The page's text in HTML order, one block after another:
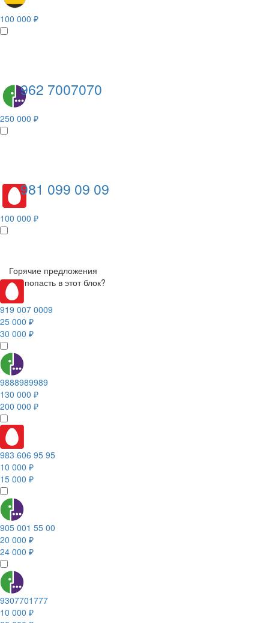
100 000 ₽
962 7007070
250 000 ₽
981 099 09 09
100 000 ₽
Горячие предложения
Как попасть в этот блок?
919 007 0009
25 000 ₽
30 000 ₽
9888989989
130 000 ₽
200 000 ₽
983 606 95 95
10 000 ₽
15 000 ₽
905 001 55 00
20 000 ₽
24 000 ₽
9307701777
10 000 ₽